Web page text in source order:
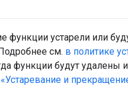
функции устарели или
см. в политике
функции будут удалены
«Устаревание и